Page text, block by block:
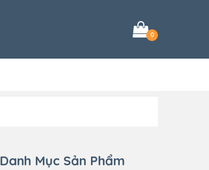
0
Danh Mục Sản Phẩm